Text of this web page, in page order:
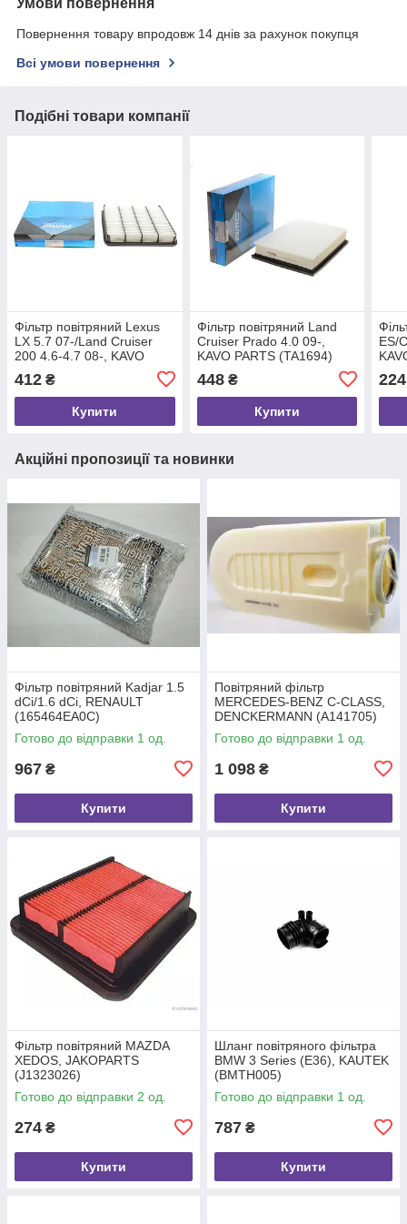
Умови повернення
Повернення товару впродовж 14 днів за рахунок покупця
Всі умови повернення
Подібні товари компанії
Фільтр повітряний Lexus
LX 5.7 07-/Land Cruiser
200 4.6-4.7 08-, KAVO
412 ₴
Купити
Фільтр повітряний Land
Cruiser Prado 4.0 09-,
KAVO PARTS (TA1694)
448₴
Купити
ES/
224
Акційні пропозиції та новинки
Фільтр повітряний Kadjar 1.5
dCi/1.6 dCi, RENAULT
(165464EA0C)
Готово до відправки 1 од.
967 ₴
Купити
Повітряний фільтр
MERCEDES-BENZ C-CLASS,
DENCKERMANN (A141705)
Готово до відправки 1 од.
1 098 ₴
Купити
Фільтр повітряний MAZDA
XEDOS, JAKOPARTS
(J1323026)
Готово до відправки 2 од.
274 ₴
Купити
Шланг повітряного фільтра
BMW 3 Series (E36), KAUTEK
(BMTH005)
Готово до відправки 1 од.
787 ₴
Купити